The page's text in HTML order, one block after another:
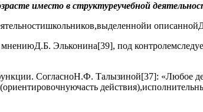
иместо в структуреучебной
Эльконина[39], под
СогласноН.Ф. Талызиной[37]: «Любое